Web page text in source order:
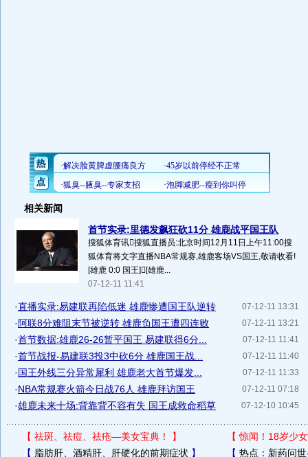
相关新闻
首节实录:里德发飙狂砍11分 雄鹿战平国王队
搜狐体育讯搜狐直播员:北京时间12月11日上午11:00搜
狐体育将文字直播NBA常规赛,雄鹿客场VS国王,敬请收看!
[雄鹿 0:0 国王][雄鹿...
07-12-11 11:41
07-12-11 13:31
·直播实录:易建联再陷低迷 雄鹿惨遭国王队逆转
07-12-11 13:21
· 阿联8分难阻末节被逆转 雄鹿负国王遭四连败
07-12-11 11:41
·首节数据:雄鹿26-26暂平国王 易建联得6分...
07-12-11 11:40
·首节战报-易建联3投3中砍6分 雄鹿国王战...
07-12-11 11:33
·国王外线三分异常犀利 雄鹿老大首节爆发...
07-12-11 07:18
·NBA常规赛火箭今日战76人 雄鹿拜访国王
07-12-10 10:45
·雄鹿未来十场:背靠背不容有失 国王成救命稻草
【 祛斑、祛痘、祛疮—美女宝典！ 】 【惊闻！18岁少
【 脂肪肝、酒精肝、肝硬化的前期症状 】 【 热点：新药问